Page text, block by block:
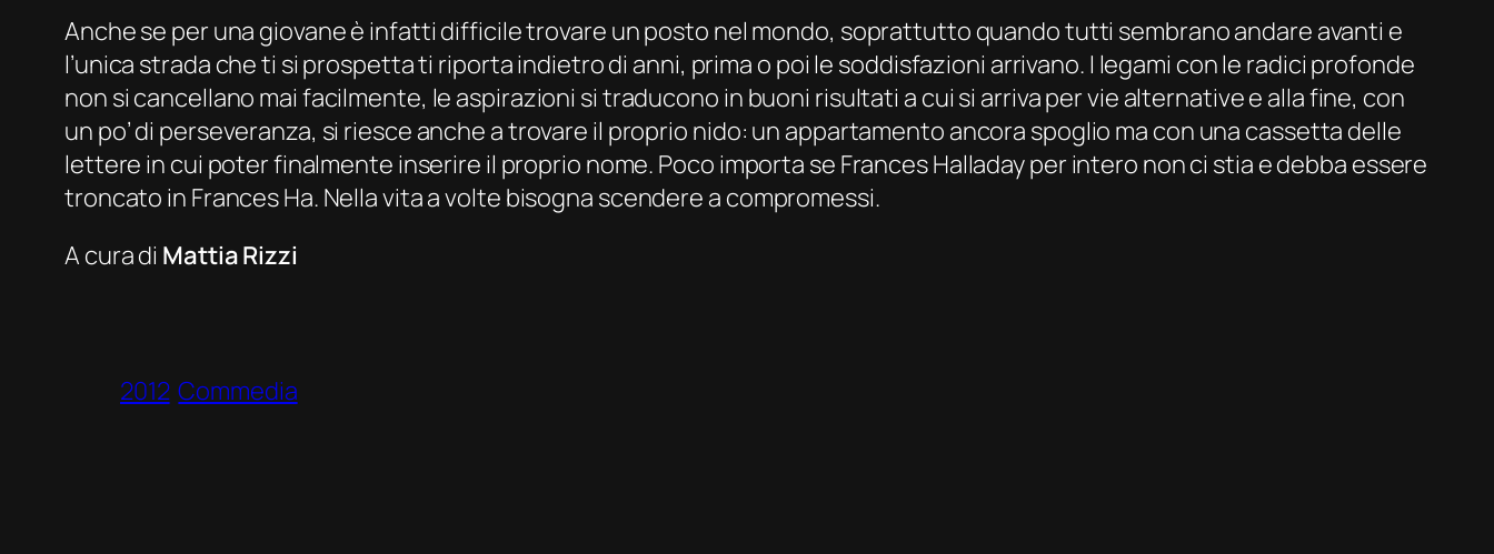
Anche se per una giovane è infatti difficile trovare un posto nel mondo, soprattutto quando tutti sembrano andare avanti e
l’unica strada che ti si prospetta ti riporta indietro di anni, prima o poi le soddisfazioni arrivano. I legami con le radici profonde
non si cancellano mai facilmente, le aspirazioni si traducono in buoni risultati a cui si arriva per vie alternative e alla fine, con
un po’ di perseveranza, si riesce anche a trovare il proprio nido: un appartamento ancora spoglio ma con una cassetta delle
lettere in cui poter finalmente inserire il proprio nome. Poco importa se Frances Halladay per intero non ci stia e debba essere
troncato in Frances Ha. Nella vita a volte bisogna scendere a compromessi.
A cura di Mattia Rizzi
2012 Commedia